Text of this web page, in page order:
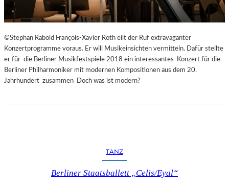
©Stephan Rabold François-Xavier Roth eilt der Ruf extravaganter
Konzertprogramme voraus. Er will Musikeinsichten vermitteln. Dafür stellte
er für die Berliner Musikfestspiele 2018 ein interessantes Konzert für die
Berliner Philharmoniker mit modernen Kompositionen aus dem 20.
Jahrhundert zusammen Doch was ist modern?
TANZ
Berliner Staatsballett „Celis/Eyal“